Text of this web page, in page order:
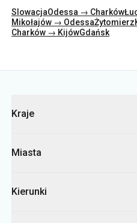
Kategorie